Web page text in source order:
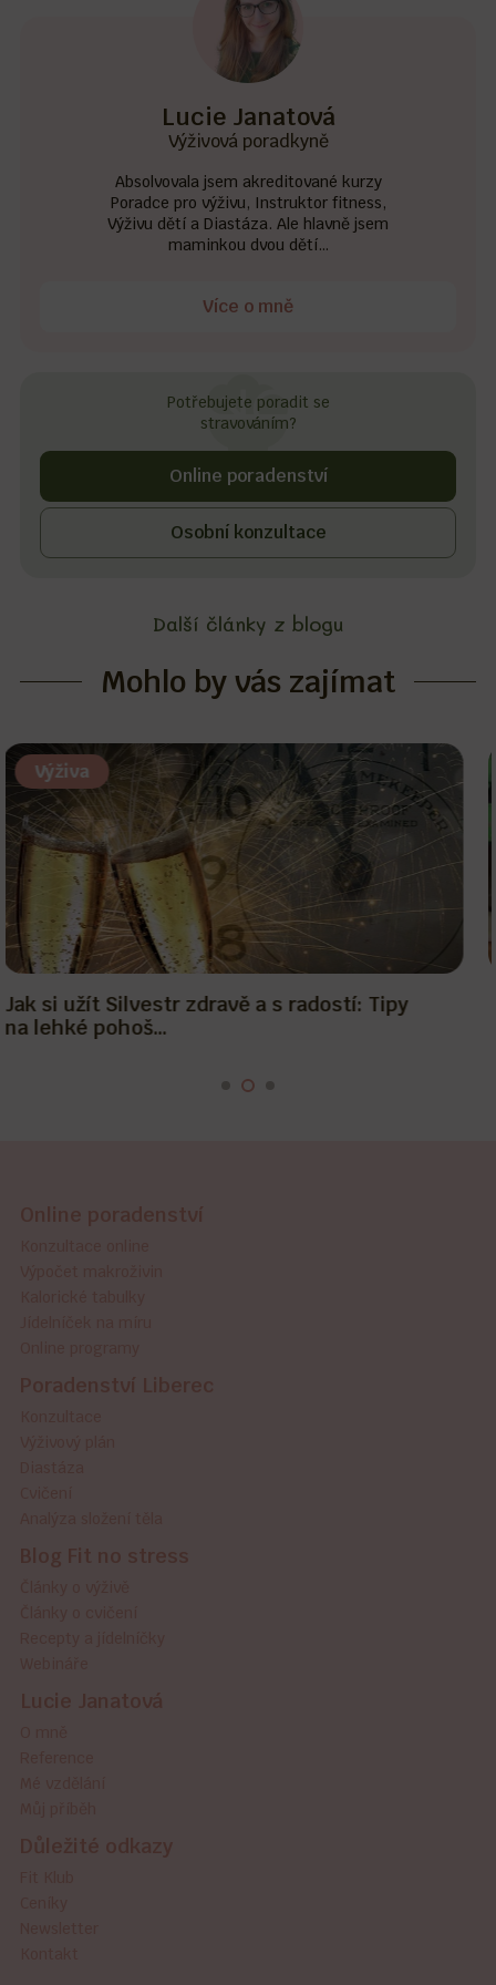
Lucie Janatová
Výživová poradkyně
Absolvovala jsem akreditované kurzy
Poradce pro výživu, Instruktor fitness,
Výživu dětí a Diastáza. Ale hlavně jsem
maminkou dvou dětí…
Více o mně
Potřebujete poradit se
stravováním?
Online poradenství
Osobní konzultace
Další články z blogu
Mohlo by vás zajímat
Ty to prostě zvládneš a zhubneš!
Výživa
Online poradenství
Poradenství Liberec
Blog Fit no stress
Lucie Janatová
Důležité odkazy